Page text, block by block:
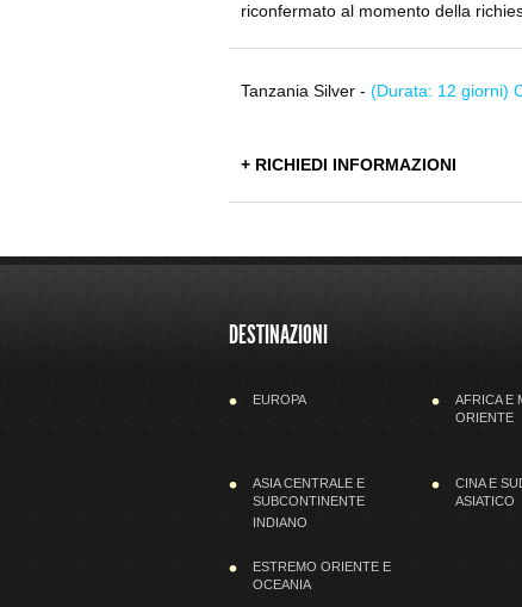
riconfermato al momento della
Tanzania Silver - (Durata: 12 giorni)
+ RICHIEDI INFORMAZIONI
DESTINAZIONI
EUROPA AFRICA E
ORIENTE
ASIA CENTRALE E
SUBCONTINENTE
INDIANO
CINA E
ASIATICO
ESTREMO ORIENTE E
OCEANIA